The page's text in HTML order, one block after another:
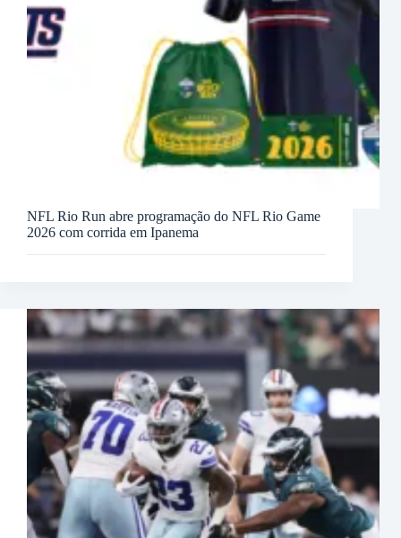
NFL Rio Run abre programação do NFL Rio Game
2026 com corrida em Ipanema